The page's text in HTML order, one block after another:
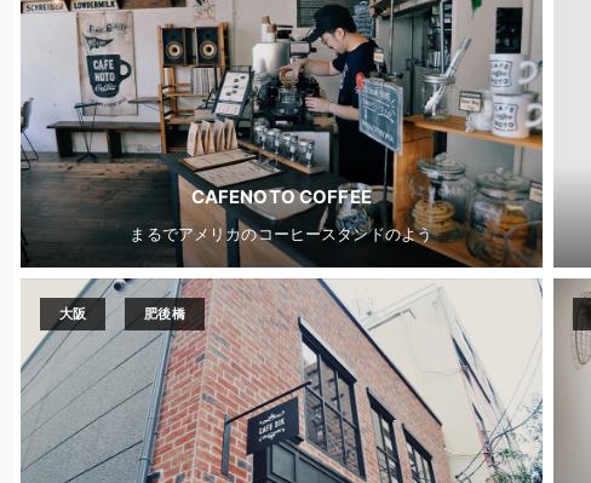
CAFENOTO COFFEE
まるでアメリカのコーヒースタンドのよう
大阪 肥後橋